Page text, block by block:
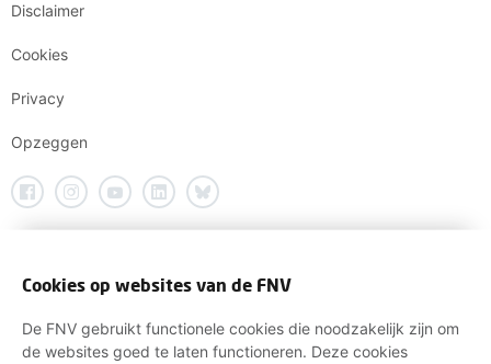
Disclaimer
Cookies
Privacy
Opzeggen
Cookies op websites van de FNV
De FNV gebruikt functionele cookies die noodzakelijk zijn om
de websites goed te laten functioneren. Deze cookies